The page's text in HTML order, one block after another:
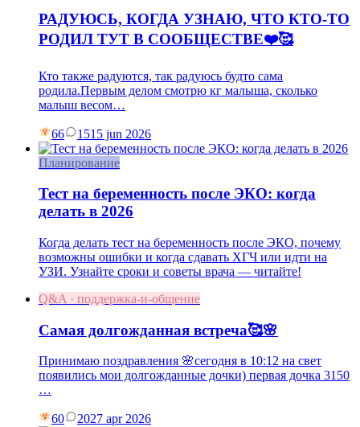
РАДУЮСЬ, КОГДА УЗНАЮ, ЧТО КТО-ТО
РОДИЛ ТУТ В СООБЩЕСТВЕ❤️🥰
Кто также радуются, так радуюсь будто сама
родила.Первым делом смотрю кг малыша, сколько
малыш весом…
66 1515 jun 2026
Планирование
Тест на беременность после ЭКО: когда
делать в 2026
Когда делать тест на беременность после ЭКО, почему
возможны ошибки и когда сдавать ХГЧ или идти на
УЗИ. Узнайте сроки и советы врача — читайте!
Q&A · поддержка-и-общение
Самая долгожданная встреча🥰🌸
Принимаю поздравления 🌸сегодня в 10:12 на свет
появились мои долгожданные дочки) первая дочка 3150
…
60 2027 apr 2026